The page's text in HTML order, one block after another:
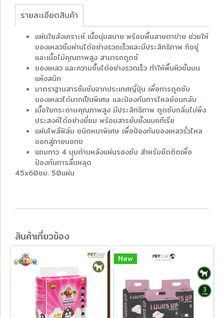
รายละเอียดสินค้า
แผ่นใยสังเคราะห์ เนื้อนุ่มสบาย พร้อมพื้นลายตาข่าย ช่วยให้
ของเหลวซึมผ่านได้อย่างรวดเร็วและมีประสิทธิภาพ ทิชชู่
และเนื้อไม้คุณภาพสูง สามารถดูดซั
ของเหลว และความชื้นได้อย่างรวดเร็ว ทำให้พื้นผิวชั้นบน
แห้งสนิท
มาตราฐานสารซึมซับจากประเทศญี่ปุ่น เพื่อการดูดซับ
ของเหลวได้มากเป็นพิเศษ และป้องกันการไหลย้อนกลับ
เนื้อใยกระดาษคุณภาพสูง มีประสิทธิภาพ ดูดซับกลิ่นไม่พึง
ประสงค์ได้อย่างยี่ยม พร้อมสารยับยั้งแบคทีเรีย
แผ่นโพลีฟิล์ม ชนิดหนาพิเศษ เพื่อป้องกันของเหลวรั่วไหล
ออกสู่ภายนอกฃ
แถบกาว 4 มุมด้านหลังแผ่นรองซับ สำหรับยึดติดเพื่อ
ป้องกันการลื่นหลุด
45x60ซม. 50แผ่น
สินค้าเกี่ยวข้อง
New